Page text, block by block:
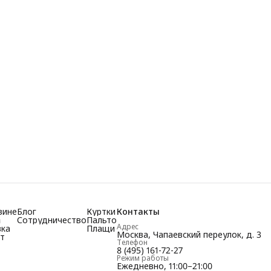
Блог
Сотрудничество
Куртки
Пальто
Плащи
Контакты
Адрес
Москва, Чапаевский переулок, д. 3
Телефон
8 (495) 161-72-27
Режим работы
Ежедневно, 11:00–21:00